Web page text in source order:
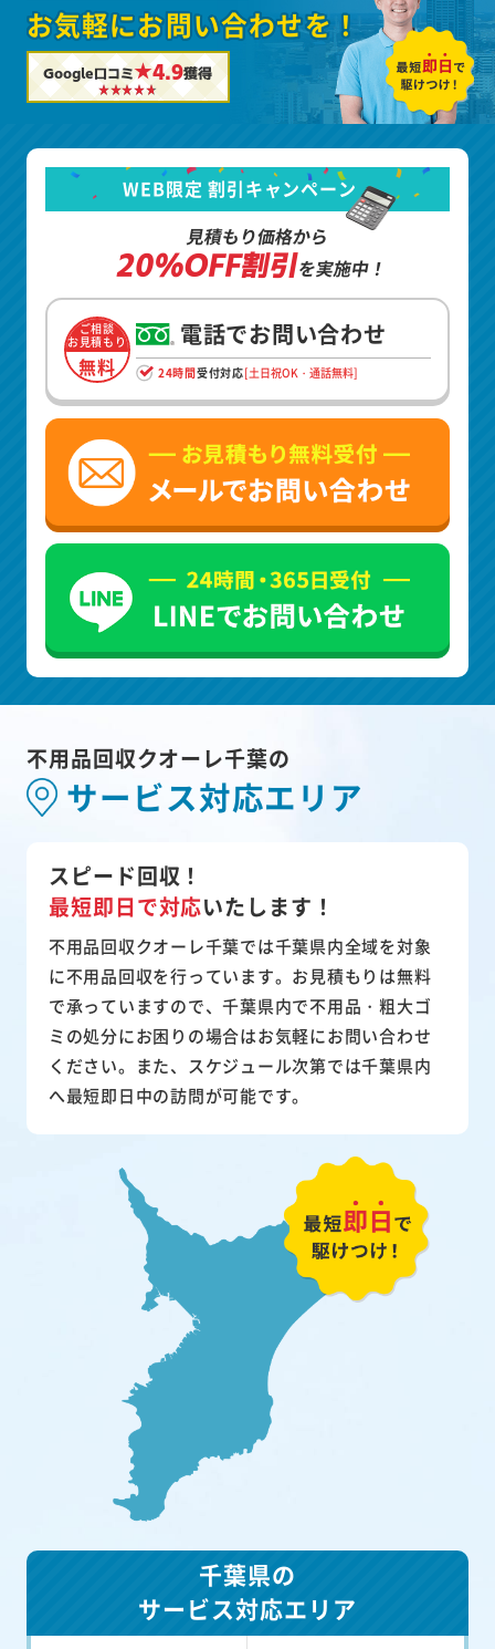
お気軽にお問い合わせを！
Google口コミ★4.9獲得
WEB限定 割引キャンペーン
見積もり価格から
20%OFF割引を実施中！
ご相談
お見積もり
無料
電話でお問い合わせ
24時間受付対応[土日祝OK・通話無料]
不用品回収クオーレ千葉の
サービス対応エリア
スピード回収！
最短即日で対応いたします！
不用品回収クオーレ千葉では千葉県内全域を対象
に不用品回収を行っています。お見積もりは無料
で承っていますので、千葉県内で不用品・粗大ゴ
ミの処分にお困りの場合はお気軽にお問い合わせ
ください。また、スケジュール次第では千葉県内
へ最短即日中の訪問が可能です。
千葉県の
サービス対応エリア